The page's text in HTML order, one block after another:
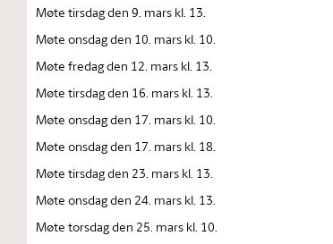
Møte tirsdag den 9. mars kl. 13.
Møte onsdag den 10. mars kl. 10.
Møte fredag den 12. mars kl. 13.
Møte tirsdag den 16. mars kl. 13.
Møte onsdag den 17. mars kl. 10.
Møte onsdag den 17. mars kl. 18.
Møte tirsdag den 23. mars kl. 13.
Møte onsdag den 24. mars kl. 13.
Møte torsdag den 25. mars kl. 10.